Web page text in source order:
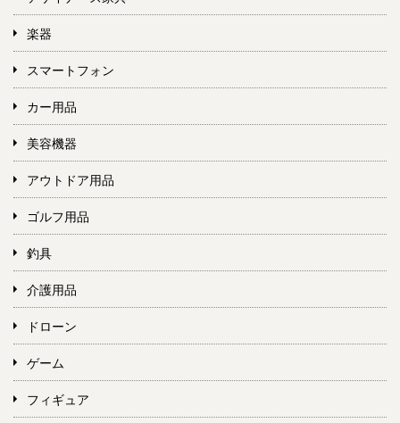
楽器
スマートフォン
カー用品
美容機器
アウトドア用品
ゴルフ用品
釣具
介護用品
ドローン
ゲーム
フィギュア